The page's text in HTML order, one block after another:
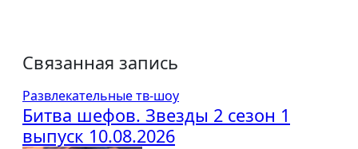
Связанная запись
Развлекательные тв-шоу
Битва шефов. Звезды 2 сезон 1
выпуск 10.08.2026